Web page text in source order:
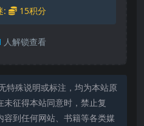
:
15积分
人解锁查看
特殊说明或标注，均为本站原
征得本站同意时，禁止复
到任何网站、书籍等各类媒